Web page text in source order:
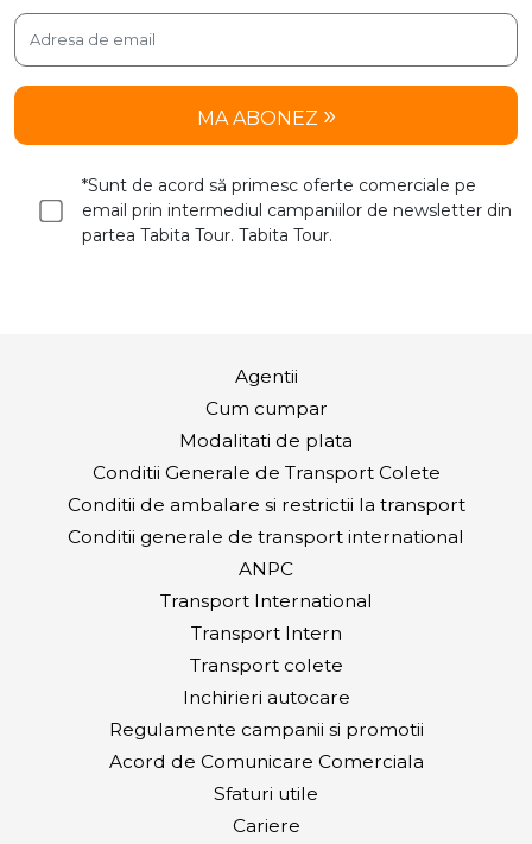
MA ABONEZ
*Sunt de acord să primesc oferte comerciale pe
email prin intermediul campaniilor de newsletter din
partea Tabita Tour. Tabita Tour.
Agentii
Cum cumpar
Modalitati de plata
Conditii Generale de Transport Colete
Conditii de ambalare si restrictii la transport
Conditii generale de transport international
ANPC
Transport International
Transport Intern
Transport colete
Inchirieri autocare
Regulamente campanii si promotii
Acord de Comunicare Comerciala
Sfaturi utile
Cariere